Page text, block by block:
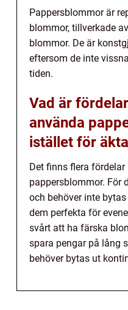
Pappersblommor är
blommor, tillverkade
blommor. De är
eftersom de inte
tiden.
Vad är
använda
istället för
Det finns flera
pappersblommor. För
och behöver inte
dem perfekta för
svårt att ha färska
spara pengar på lång
behöver bytas ut